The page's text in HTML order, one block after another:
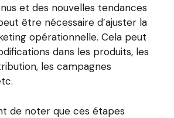
et des nouvelles tendances
être nécessaire d’ajuster la
opérationnelle. Cela peut
dans les produits, les
les campagnes
de noter que ces étapes